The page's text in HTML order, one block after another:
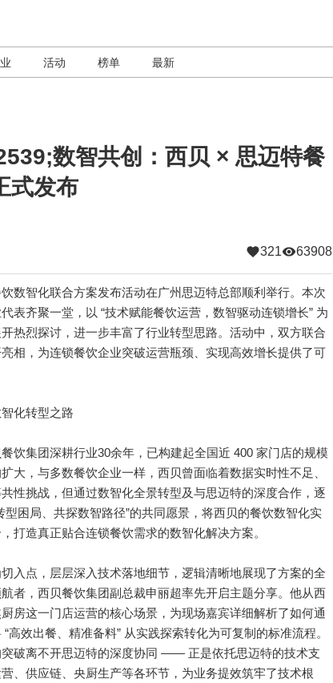
活动 榜单 最新
数智共创：西贝 × 思迈特餐
式发布
321 63908
智化联合方案发布活动在广州思迈特总部顺利举行。本次
表齐聚一堂，以 “技术赋能餐饮运营，数智驱动连锁增长” 为
热烈探讨，进一步丰富了行业转型思路。活动中，双方联合
相，为连锁餐饮企业突破运营瓶颈、实现高效增长提供了可
化转型之路
集团深耕行业30余年，已构建起全国近 400 家门店的规模
大，与多数餐饮企业一样，西贝曾面临着数据实时性不足、
性挑战，但通过数智化全景转型及与思迈特的深度合作，逐
困局、共探数智路径”的共同愿景，将西贝的餐饮数智化实
打造真正贴合连锁餐饮需求的数智化解决方案。
点，层层深入技术落地细节，逻辑清晰地展现了方案的全
者，西贝餐饮集团副总裁申丽超率先开启主题分享。他从西
房这一门店运营的核心场景，为现场嘉宾详细解析了如何通
效出餐、精准备料” 从实践探索转化为可复制的标准流程。
破离不开思迈特的深度协同 —— 正是依托思迈特的技术支
、供应链、央厨生产等各环节，为业务提效筑牢了技术根